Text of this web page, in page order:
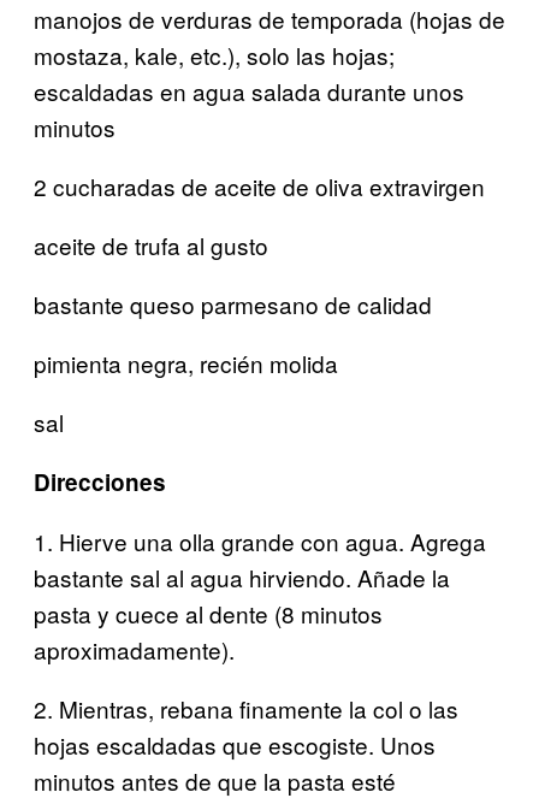
manojos de verduras de temporada (hojas de
mostaza, kale, etc.), solo las hojas;
escaldadas en agua salada durante unos
minutos
2 cucharadas de aceite de oliva extravirgen
aceite de trufa al gusto
bastante queso parmesano de calidad
pimienta negra, recién molida
sal
Direcciones
1. Hierve una olla grande con agua. Agrega
bastante sal al agua hirviendo. Añade la
pasta y cuece al dente (8 minutos
aproximadamente).
2. Mientras, rebana finamente la col o las
hojas escaldadas que escogiste. Unos
minutos antes de que la pasta esté